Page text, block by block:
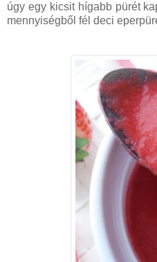
úgy egy kicsit hígabb pürét
mennyiségből fél deci